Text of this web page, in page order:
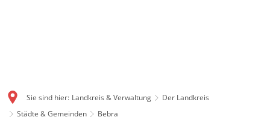
Sie sind hier: Landkreis & Verwaltung
Der Landkreis
Städte & Gemeinden
Bebra